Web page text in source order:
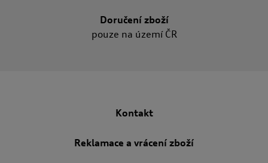
Doručení zboží
pouze na území ČR
Kontakt
Reklamace a vrácení zboží